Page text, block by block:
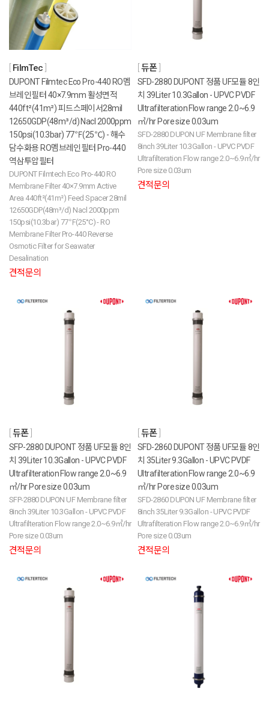
FilmTec
DUPONT Filmtec Eco Pro-440 RO멤
브레인필터 40×7.9mm 활성면적
440ft²(41m²) 피드스페이서28mil
12650GDP(48m³/d) Nacl 2000ppm
150psi(10.3bar) 77℉(25℃) - 해수
담수화용 RO멤브레인필터 Pro-440
역삼투압필터
DUPONT Filmtech Eco Pro-440 RO
Membrane Filter 40×7.9mm Active
Area 440ft²(41m²) Feed Spacer 28mil
12650GDP(48m³/d) Nacl 2000ppm
150psi(10.3bar) 77℉(25°C) - RO
Membrane Filter Pro-440 Reverse
Osmotic Filter for Seawater
Desalination
견적문의
듀폰
SFD-2880 DUPONT 정품 UF모듈 8인
치 39Liter 10.3Gallon - UPVC PVDF
Ultrafilteration Flow range 2.0~6.9
㎥/hr Pore size 0.03um
SFD-2880 DUPON UF Membrane filter
8inch 39Liter 10.3Gallon - UPVC PVDF
Ultrafilteration Flow range 2.0~6.9㎥/hr
Pore size 0.03um
견적문의
듀폰
SFP-2880 DUPONT 정품 UF모듈 8인
치 39Liter 10.3Gallon - UPVC PVDF
Ultrafilteration Flow range 2.0~6.9
㎥/hr Pore size 0.03um
SFP-2880 DUPON UF Membrane filter
8inch 39Liter 10.3Gallon - UPVC PVDF
Ultrafilteration Flow range 2.0~6.9㎥/hr
Pore size 0.03um
견적문의
듀폰
SFD-2860 DUPONT 정품 UF모듈 8인
치 35Liter 9.3Gallon - UPVC PVDF
Ultrafilteration Flow range 2.0~6.9
㎥/hr Pore size 0.03um
SFD-2860 DUPON UF Membrane filter
8inch 35Liter 9.3Gallon - UPVC PVDF
Ultrafilteration Flow range 2.0~6.9㎥/hr
Pore size 0.03um
견적문의